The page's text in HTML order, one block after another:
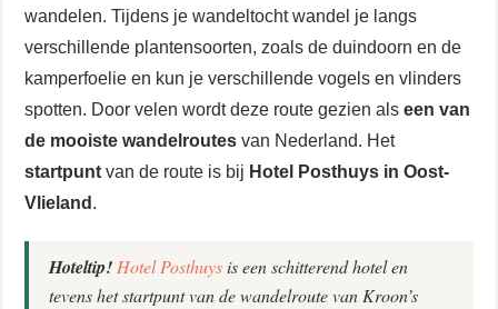
wandelen. Tijdens je wandeltocht wandel je langs
verschillende plantensoorten, zoals de duindoorn en de
kamperfoelie en kun je verschillende vogels en vlinders
spotten. Door velen wordt deze route gezien alseen van
de mooiste wandelroutes van Nederland. Het
startpunt van de route is bij Hotel Posthuys in Oost-
Vlieland .
Hoteltip! Hotel Posthuys is een schitterend hotel en
tevens het startpunt van de wandelroute van Kroon’s